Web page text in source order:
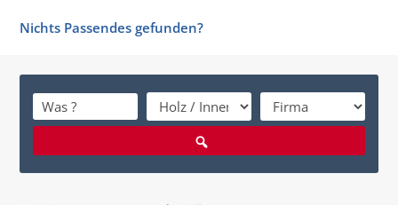
Nichts Passendes gefunden?